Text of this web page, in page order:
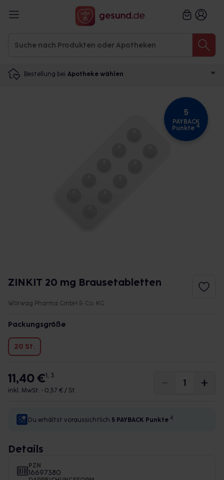
Bestellung bei Apotheke wählen
5
PAYBACK
Punkte 4
ZINKIT 20 mg Brausetabletten
Wörwag Pharma GmbH & Co. KG
Packungsgröße
20 St.
11,40 €1, 3
inkl. MwSt. • 0,57 € / St.
Du erhältst voraussichtlich 5 PAYBACK Punkte 4
Details
PZN
16697380